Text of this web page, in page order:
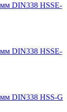
DIN338 HSSE-
DIN338 HSSE-
DIN338 HSS-G